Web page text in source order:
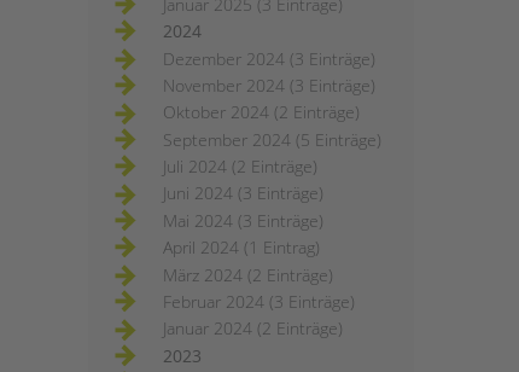
2024
Dezember 2024 (3 Einträge)
November 2024 (3 Einträge)
Oktober 2024 (2 Einträge)
September 2024 (5 Einträge)
Juli 2024 (2 Einträge)
Juni 2024 (3 Einträge)
Mai 2024 (3 Einträge)
April 2024 (1 Eintrag)
März 2024 (2 Einträge)
Februar 2024 (3 Einträge)
Januar 2024 (2 Einträge)
2023